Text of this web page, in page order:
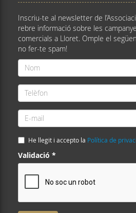
Inscriu-te al newsletter de
rebre informació sobre les
comercials a Lloret. Omple el
no fer-te spam!
Nom
*
Telèfon
*
E-
mail
He llegit i accepto la Política de
Validació *